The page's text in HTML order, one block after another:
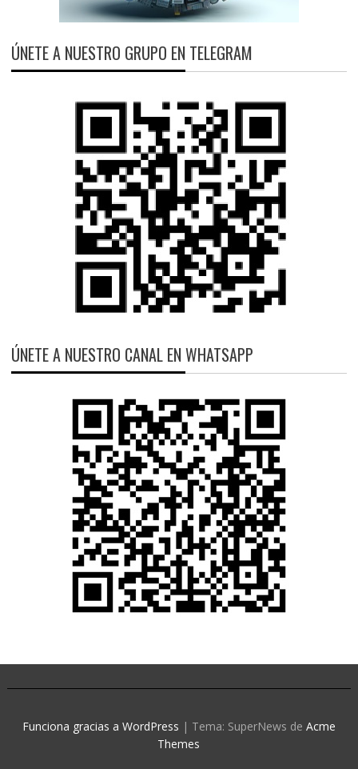
ÚNETE A NUESTRO GRUPO EN TELEGRAM
ÚNETE A NUESTRO CANAL EN WHATSAPP
Funciona gracias a WordPress | Tema: SuperNews de Acme
Themes